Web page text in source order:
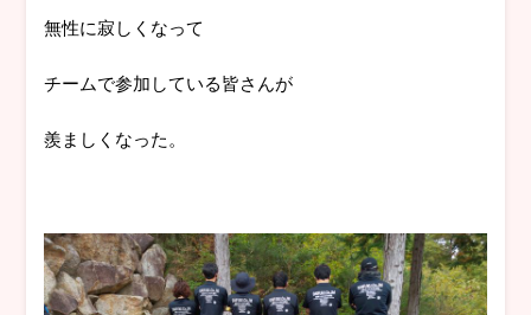
無性に寂しくなって
チームで参加している皆さんが
羨ましくなった。